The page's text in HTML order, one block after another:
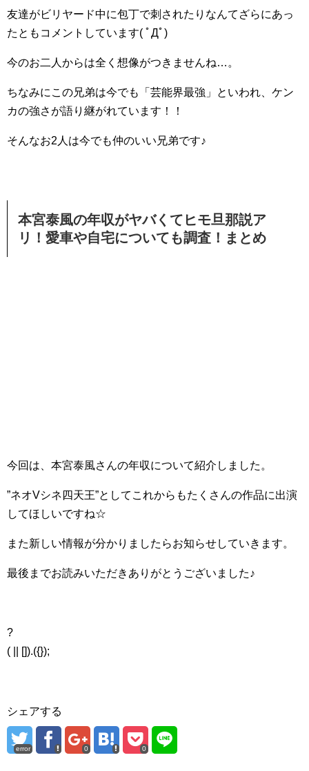
友達がビリヤード中に包丁で刺されたりなんてざらにあっ
たともコメントしています( ﾟДﾟ)
今のお二人からは全く想像がつきませんね…。
ちなみにこの兄弟は今でも「芸能界最強」といわれ、ケン
カの強さが語り継がれています！！
そんなお2人は今でも仲のいい兄弟です♪
本宮泰風の年収がヤバくてヒモ旦那説ア
リ！愛車や自宅についても調査！まとめ
今回は、本宮泰風さんの年収について紹介しました。
”ネオVシネ四天王”としてこれからもたくさんの作品に出演
してほしいですね☆
また新しい情報が分かりましたらお知らせしていきます。
最後までお読みいただきありがとうございました♪
?
( || []).({});
シェアする
error 0 0